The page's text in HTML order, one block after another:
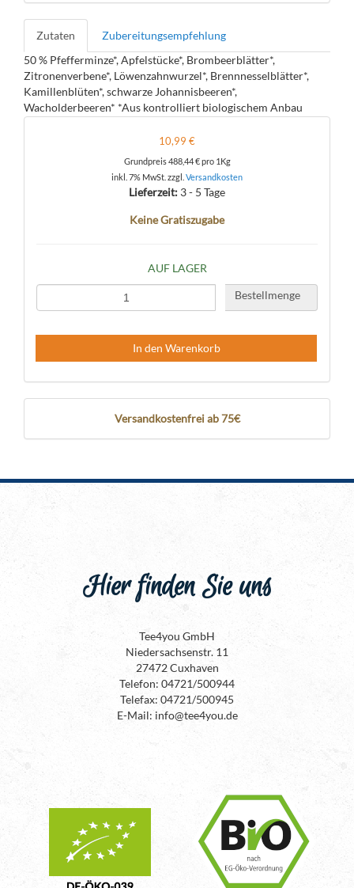
Zutaten
Zubereitungsempfehlung
50 % Pfefferminze*, Apfelstücke*, Brombeerblätter*,
Zitronenverbene*, Löwenzahnwurzel*, Brennnesselblätter*,
Kamillenblüten*, schwarze Johannisbeeren*,
Wacholderbeeren* *Aus kontrolliert biologischem Anbau
10,99 €
Grundpreis488,44 €pro 1Kg
inkl. 7% MwSt. zzgl. Versandkosten
Lieferzeit: 3 - 5 Tage
Keine Gratiszugabe
AUF LAGER
Bestellmenge
In den Warenkorb
Versandkostenfrei ab 75€
Hier finden Sie uns
Tee4you GmbH
Niedersachsenstr. 11
27472 Cuxhaven
Telefon: 04721/500944
Telefax: 04721/500945
E-Mail: info@tee4you.de